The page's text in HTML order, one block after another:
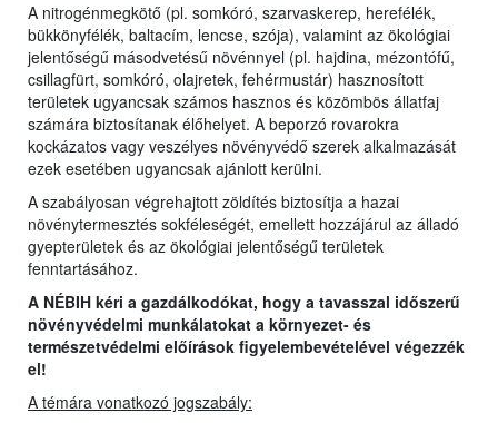
A nitrogénmegkötő (pl. somkóró, szarvaskerep, herefélék,
bükkönyfélék, baltacím, lencse, szója), valamint az ökológiai
jelentőségű másodvetésű növénnyel (pl. hajdina, mézontófű,
csillagfürt, somkóró, olajretek, fehérmustár) hasznosított
területek ugyancsak számos hasznos és közömbös állatfaj
számára biztosítanak élőhelyet. A beporzó rovarokra
kockázatos vagy veszélyes növényvédő szerek alkalmazását
ezek esetében ugyancsak ajánlott kerülni.
A szabályosan végrehajtott zöldítés biztosítja a hazai
növénytermesztés sokféleségét, emellett hozzájárul az álladó
gyepterületek és az ökológiai jelentőségű területek
fenntartásához.
A NÉBIH kéri a gazdálkodókat, hogy a tavasszal időszerű
növényvédelmi munkálatokat a környezet- és
természetvédelmi előírások figyelembevételével végezzék
el!
A témára vonatkozó jogszabály: